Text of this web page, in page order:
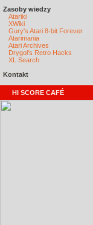
Zasoby wiedzy
Atariki
XWiki
Gury's Atari 8-bit Forever
Atarimania
Atari Archives
Drygol's Retro Hacks
XL Search
Kontakt
HI SCORE CAFÉ